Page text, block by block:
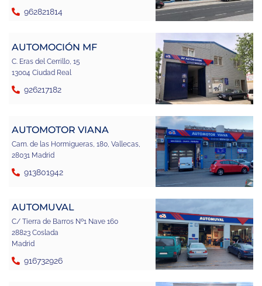
962821814
AUTOMOCIÓN MF
C. Eras del Cerrillo, 15
13004 Ciudad Real
926217182
AUTOMOTOR VIANA
Cam. de las Hormigueras, 180, Vallecas,
28031 Madrid
913801942
AUTOMUVAL
C/ Tierra de Barros Nº1 Nave 160
28823 Coslada
Madrid
916732926